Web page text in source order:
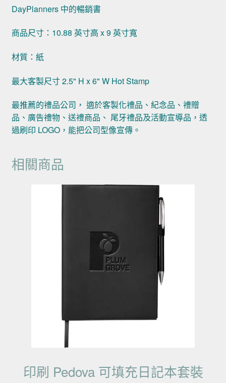
DayPlanners 中的暢銷書
商品尺寸：10.88 英寸高 x 9 英寸寬
材質：紙
最大客製尺寸 2.5" H x 6" W Hot Stamp
最推薦的禮品公司， 適於客製化禮品、紀念品、禮贈
品、廣告禮物、送禮商品、 尾牙禮品及活動宣導品，透
過刷印 LOGO，能把公司型像宣傳。
相關商品
印刷 Pedova 可填充日記本套裝